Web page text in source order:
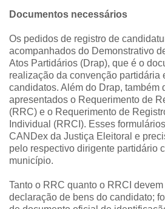
Documentos necessários
Os pedidos de registro de
acompanhados do Demonstrativo
Atos Partidários (Drap), que é o
realização da convenção partidária
candidatos. Além do Drap, também
apresentados o Requerimento de
(RRC) e o Requerimento de
Individual (RRCI). Esses
CANDex da Justiça Eleitoral e
pelo respectivo dirigente partidário
município.
Tanto o RRC quanto o RRCI
declaração de bens do candidato;